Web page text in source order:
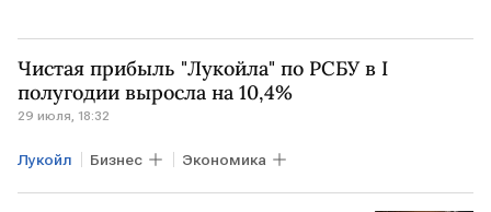
Чистая прибыль "Лукойла" по РСБУ в I
полугодии выросла на 10,4%
29 июля, 18:32
Лукойл Бизнес Экономика